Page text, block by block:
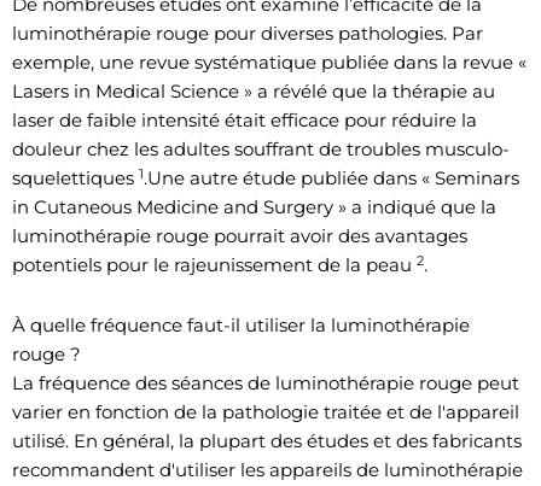
De nombreuses études ont examiné l’efficacité de la
luminothérapie rouge pour diverses pathologies. Par
exemple, une revue systématique publiée dans la revue «
Lasers in Medical Science » a révélé que la thérapie au
laser de faible intensité était efficace pour réduire la
douleur chez les adultes souffrant de troubles musculo-
squelettiques 1.Une autre étude publiée dans « Seminars
in Cutaneous Medicine and Surgery » a indiqué que la
luminothérapie rouge pourrait avoir des avantages
potentiels pour le rajeunissement de la peau 2.
À quelle fréquence faut-il utiliser la luminothérapie
rouge ?
La fréquence des séances de luminothérapie rouge peut
varier en fonction de la pathologie traitée et de l'appareil
utilisé. En général, la plupart des études et des fabricants
recommandent d'utiliser les appareils de luminothérapie